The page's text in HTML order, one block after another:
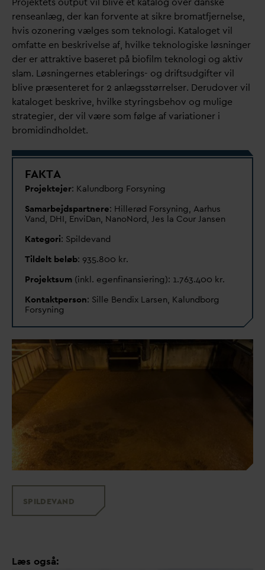
renseanlæg, der kan forvente at sikre bromatfjernelse,
hvis ozonering vælges som teknologi. Kataloget vil
omfatte en beskrivelse af, hvilke teknologiske løsninger
der er attraktive baseret på biofilm teknologi og aktiv
slam. Løsningernes etablerings- og driftsudgifter vil
blive præsenteret for 2 anlægsstørrelser. Derudover vil
kataloget beskrive, hvilke styringsbehov og mulige
strategier, der vil være som følge af variationer i
bromidindholdet.
FAKTA
Projektejer: Kalundborg Forsyning
Samarbejdspartnere: Hillerød Forsyning, Aarhus
Vand, DHI, EnviDan, NanoNord, Jes la Cour Jansen
Kategori: Spildevand
Tildelt beløb: 935.800 kr.
Projektsum (inkl. egenfinansiering): 1.763.400 kr.
Kontaktperson: Sille Bendix Larsen, Kalundborg
Forsyning
SPILDEVAND
Læs også: